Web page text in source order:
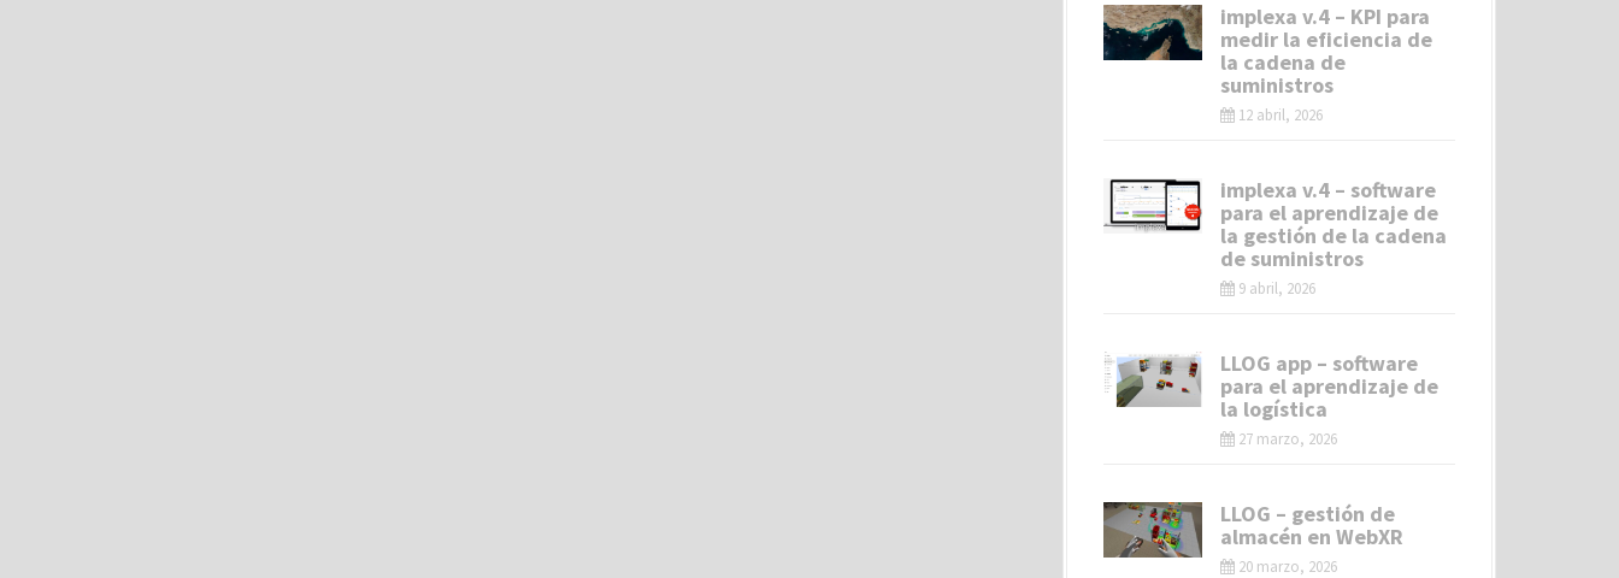
implexa v.4 – KPI para
medir la eficiencia de
la cadena de
suministros
12 abril, 2026
implexa v.4 – software
para el aprendizaje de
la gestión de la cadena
de suministros
9 abril, 2026
LLOG app – software
para el aprendizaje de
la logística
27 marzo, 2026
LLOG – gestión de
almacén en WebXR
20 marzo, 2026